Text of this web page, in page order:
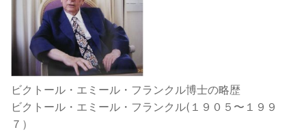
ビクトール・エミール・フランクル博士の略歴
ビクトール・エミール・フランクル(１９０５〜１９９
７）